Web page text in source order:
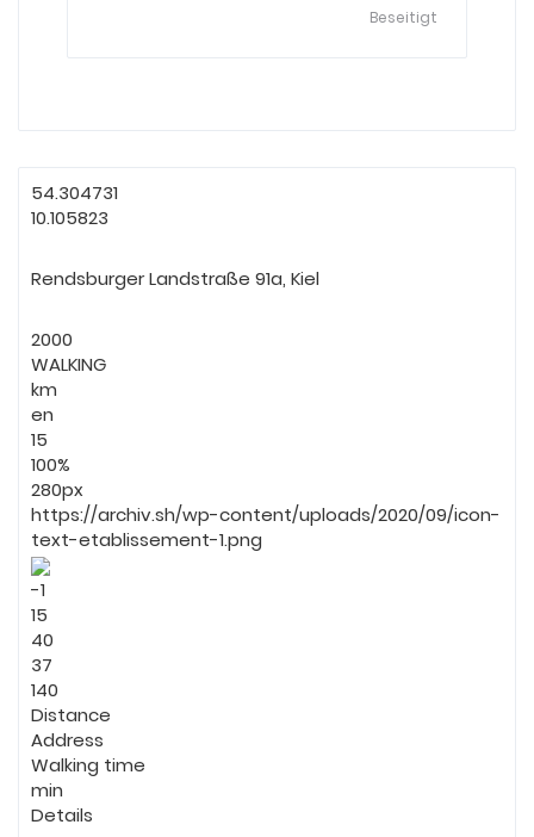
Beseitigt
54.304731
10.105823
Rendsburger Landstraße 91a, Kiel
2000
WALKING
km
en
15
100%
280px
https://archiv.sh/wp-content/uploads/2020/09/icon-
text-etablissement-1.png
-1
15
40
37
140
Distance
Address
Walking time
min
Details